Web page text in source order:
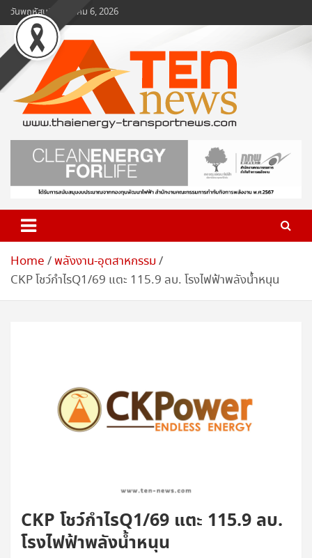
Skip
to
content
วันพฤหัสบดี, สิงหาคม 6, 2026
www.ten-news.com
ข่าวพลังงานและคมนาคม
Home พลังงาน-อุตสาหกรรม
CKP โชว์กำไรQ1/69 แตะ 115.9 ลบ. โรงไฟฟ้าพลังน้ำหนุน
CKP โชว์กำไรQ1/69 แตะ 115.9 ลบ.
โรงไฟฟ้าพลังน้ำหนุน